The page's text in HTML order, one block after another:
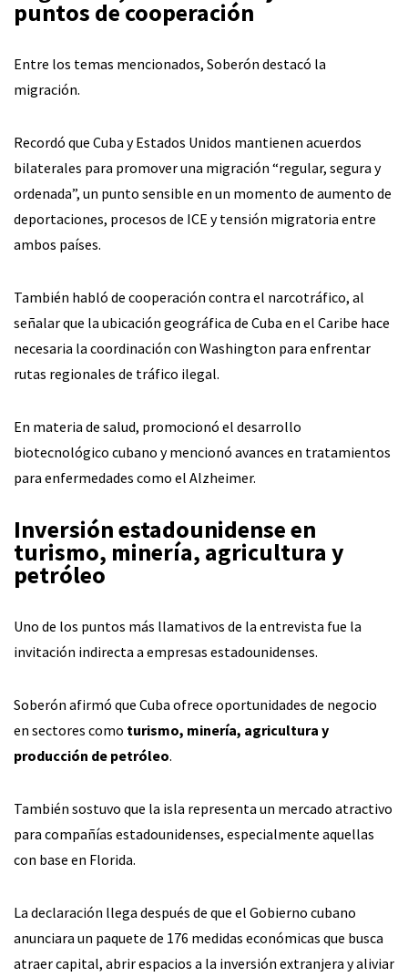
puntos de cooperación
Entre los temas mencionados, Soberón destacó la
migración.
Recordó que Cuba y Estados Unidos mantienen acuerdos
bilaterales para promover una migración “regular, segura y
ordenada”, un punto sensible en un momento de aumento de
deportaciones, procesos de ICE y tensión migratoria entre
ambos países.
También habló de cooperación contra el narcotráfico, al
señalar que la ubicación geográfica de Cuba en el Caribe hace
necesaria la coordinación con Washington para enfrentar
rutas regionales de tráfico ilegal.
En materia de salud, promocionó el desarrollo
biotecnológico cubano y mencionó avances en tratamientos
para enfermedades como el Alzheimer.
Inversión estadounidense en
turismo, minería, agricultura y
petróleo
Uno de los puntos más llamativos de la entrevista fue la
invitación indirecta a empresas estadounidenses.
Soberón afirmó que Cuba ofrece oportunidades de negocio
en sectores como turismo, minería, agricultura y
producción de petróleo.
También sostuvo que la isla representa un mercado atractivo
para compañías estadounidenses, especialmente aquellas
con base en Florida.
La declaración llega después de que el Gobierno cubano
anunciara un paquete de 176 medidas económicas que busca
atraer capital, abrir espacios a la inversión extranjera y aliviar